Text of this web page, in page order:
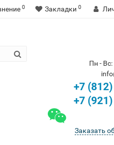
0 Закладки 0
Пн - Вс:
+7
+7
Заказать